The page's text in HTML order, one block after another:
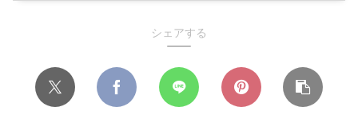
シェアする